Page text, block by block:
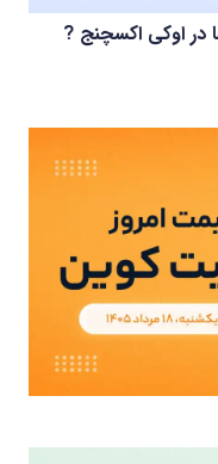
در اوکی اکسچنج ?